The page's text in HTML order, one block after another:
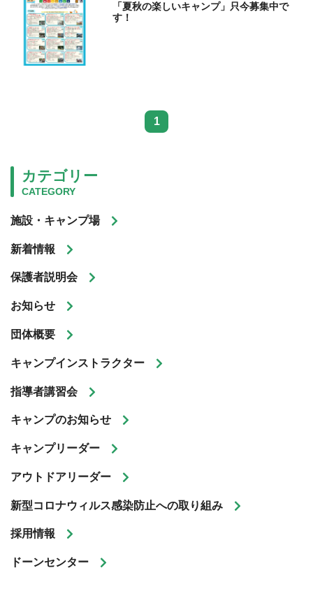
「夏秋の楽しいキャンプ」只今募集中で
す！
1
カテゴリー
CATEGORY
施設・キャンプ場
新着情報
保護者説明会
お知らせ
団体概要
キャンプインストラクター
指導者講習会
キャンプのお知らせ
キャンプリーダー
アウトドアリーダー
新型コロナウィルス感染防止への取り組み
採用情報
ドーンセンター